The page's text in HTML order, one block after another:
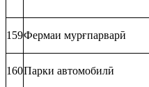
159Фермаи мурғпарварӣ
160Парки автомобилӣ